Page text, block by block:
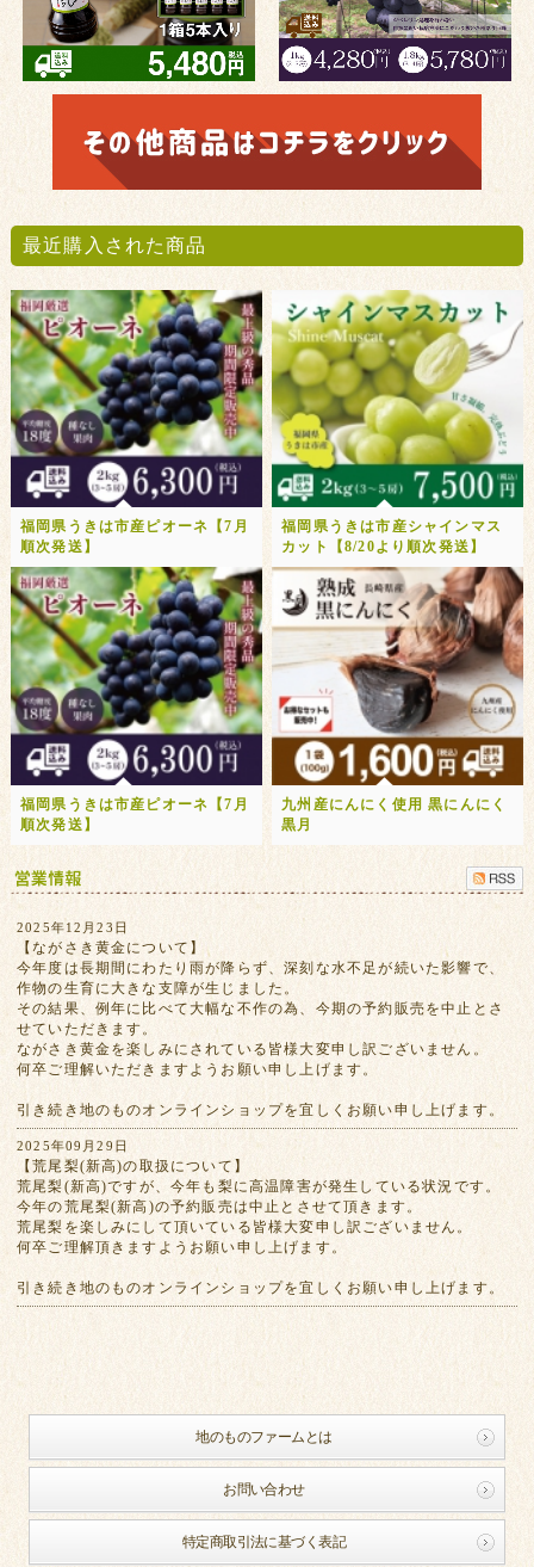
最近購入された商品
福岡県うきは市産ピオーネ【7月
順次発送】
福岡県うきは市産シャインマス
カット【8/20より順次発送】
福岡県うきは市産ピオーネ【7月
順次発送】
九州産にんにく使用 黒にんにく
黒月
2025年12月23日
【ながさき黄金について】
今年度は長期間にわたり雨が降らず、深刻な水不足が続いた影響で、
作物の生育に大きな支障が生じました。
その結果、例年に比べて大幅な不作の為、今期の予約販売を中止とさ
せていただきます。
ながさき黄金を楽しみにされている皆様大変申し訳ございません。
何卒ご理解いただきますようお願い申し上げます。
引き続き地のものオンラインショップを宜しくお願い申し上げます。
2025年09月29日
【荒尾梨(新高)の取扱について】
荒尾梨(新高)ですが、今年も梨に高温障害が発生している状況です。
今年の荒尾梨(新高)の予約販売は中止とさせて頂きます。
荒尾梨を楽しみにして頂いている皆様大変申し訳ございません。
何卒ご理解頂きますようお願い申し上げます。
引き続き地のものオンラインショップを宜しくお願い申し上げます。
地のものファームとは
お問い合わせ
特定商取引法に基づく表記